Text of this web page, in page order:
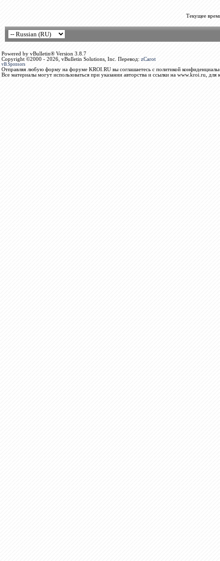
Текущее
Powered by vBulletin® Version 3.8.7
Copyright ©2000 - 2026, vBulletin Solutions, Inc. Перевод: zCarot
vB.Sponsors
Отправляя любую форму на форуме KROI.RU вы соглашаетесь с политикой
Все материалы могут использоваться при указании авторства и ссылки на www.kroi.ru, для